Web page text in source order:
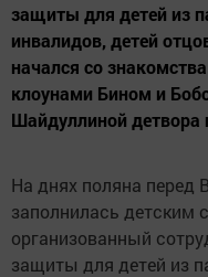
защиты для детей из
инвалидов, детей
начался со
клоунами Бином и
Шайдуллиной детвора
На днях поляна перед
заполнилась детским
организованный
защиты для детей из